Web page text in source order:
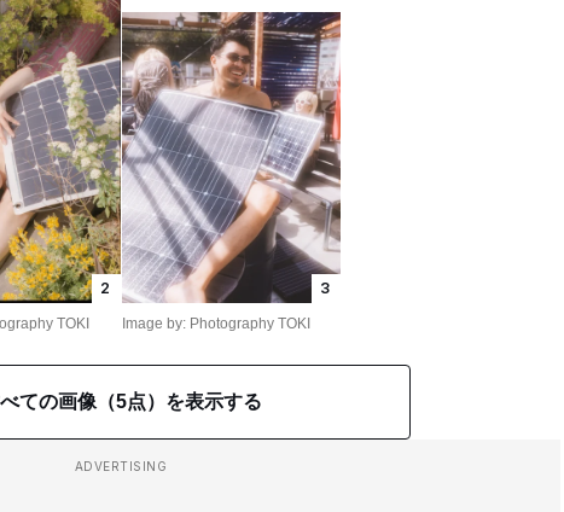
2
TOKI
3
Image by: Photography TOKI
ての画像（5点）を表示する
ADVERTISING